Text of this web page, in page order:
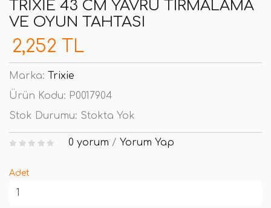
TRIXIE 43 CM YAVRU TIRMALAMA
VE OYUN TAHTASI
2,252 TL
Marka: Trixie
Ürün Kodu: P0017904
Stok Durumu: Stokta Yok
0 yorum / Yorum Yap
Adet